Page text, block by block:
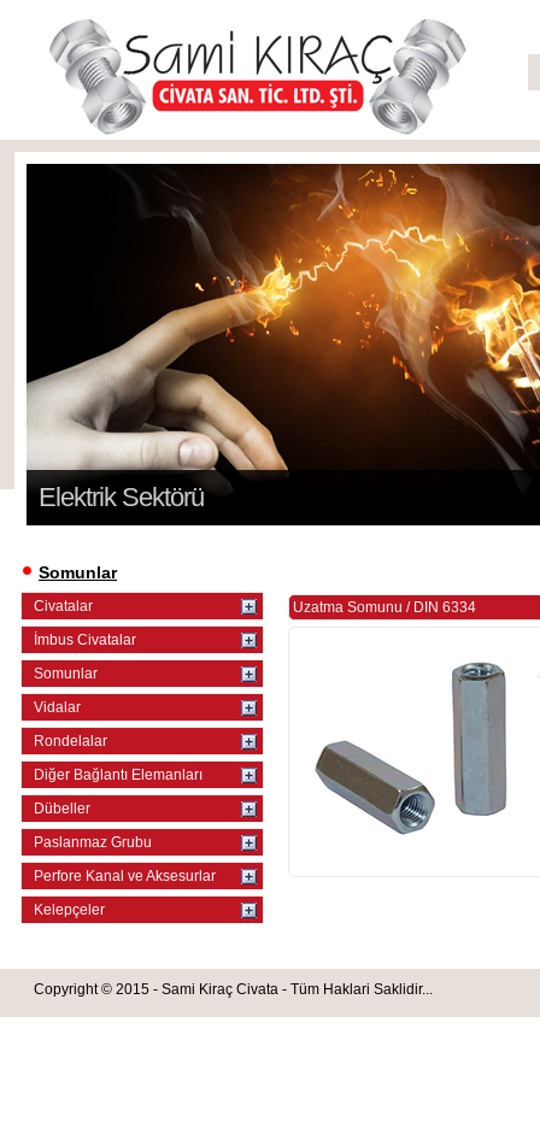
Elektrik Sektörü
Somunlar
Civatalar
İmbus Civatalar
Somunlar
Vidalar
Rondelalar
Diğer Bağlantı Elemanları
Dübeller
Paslanmaz Grubu
Perfore Kanal ve Aksesurlar
Kelepçeler
Uzatma Somunu /DIN 6334
Copyright © 2015 - Sami Kiraç Civata - Tüm Haklari Saklidir...